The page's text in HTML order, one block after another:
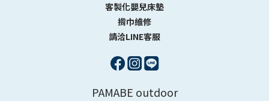
客製化嬰兒床墊
揹巾維修
請洽LINE客服
PAMABE outdoor